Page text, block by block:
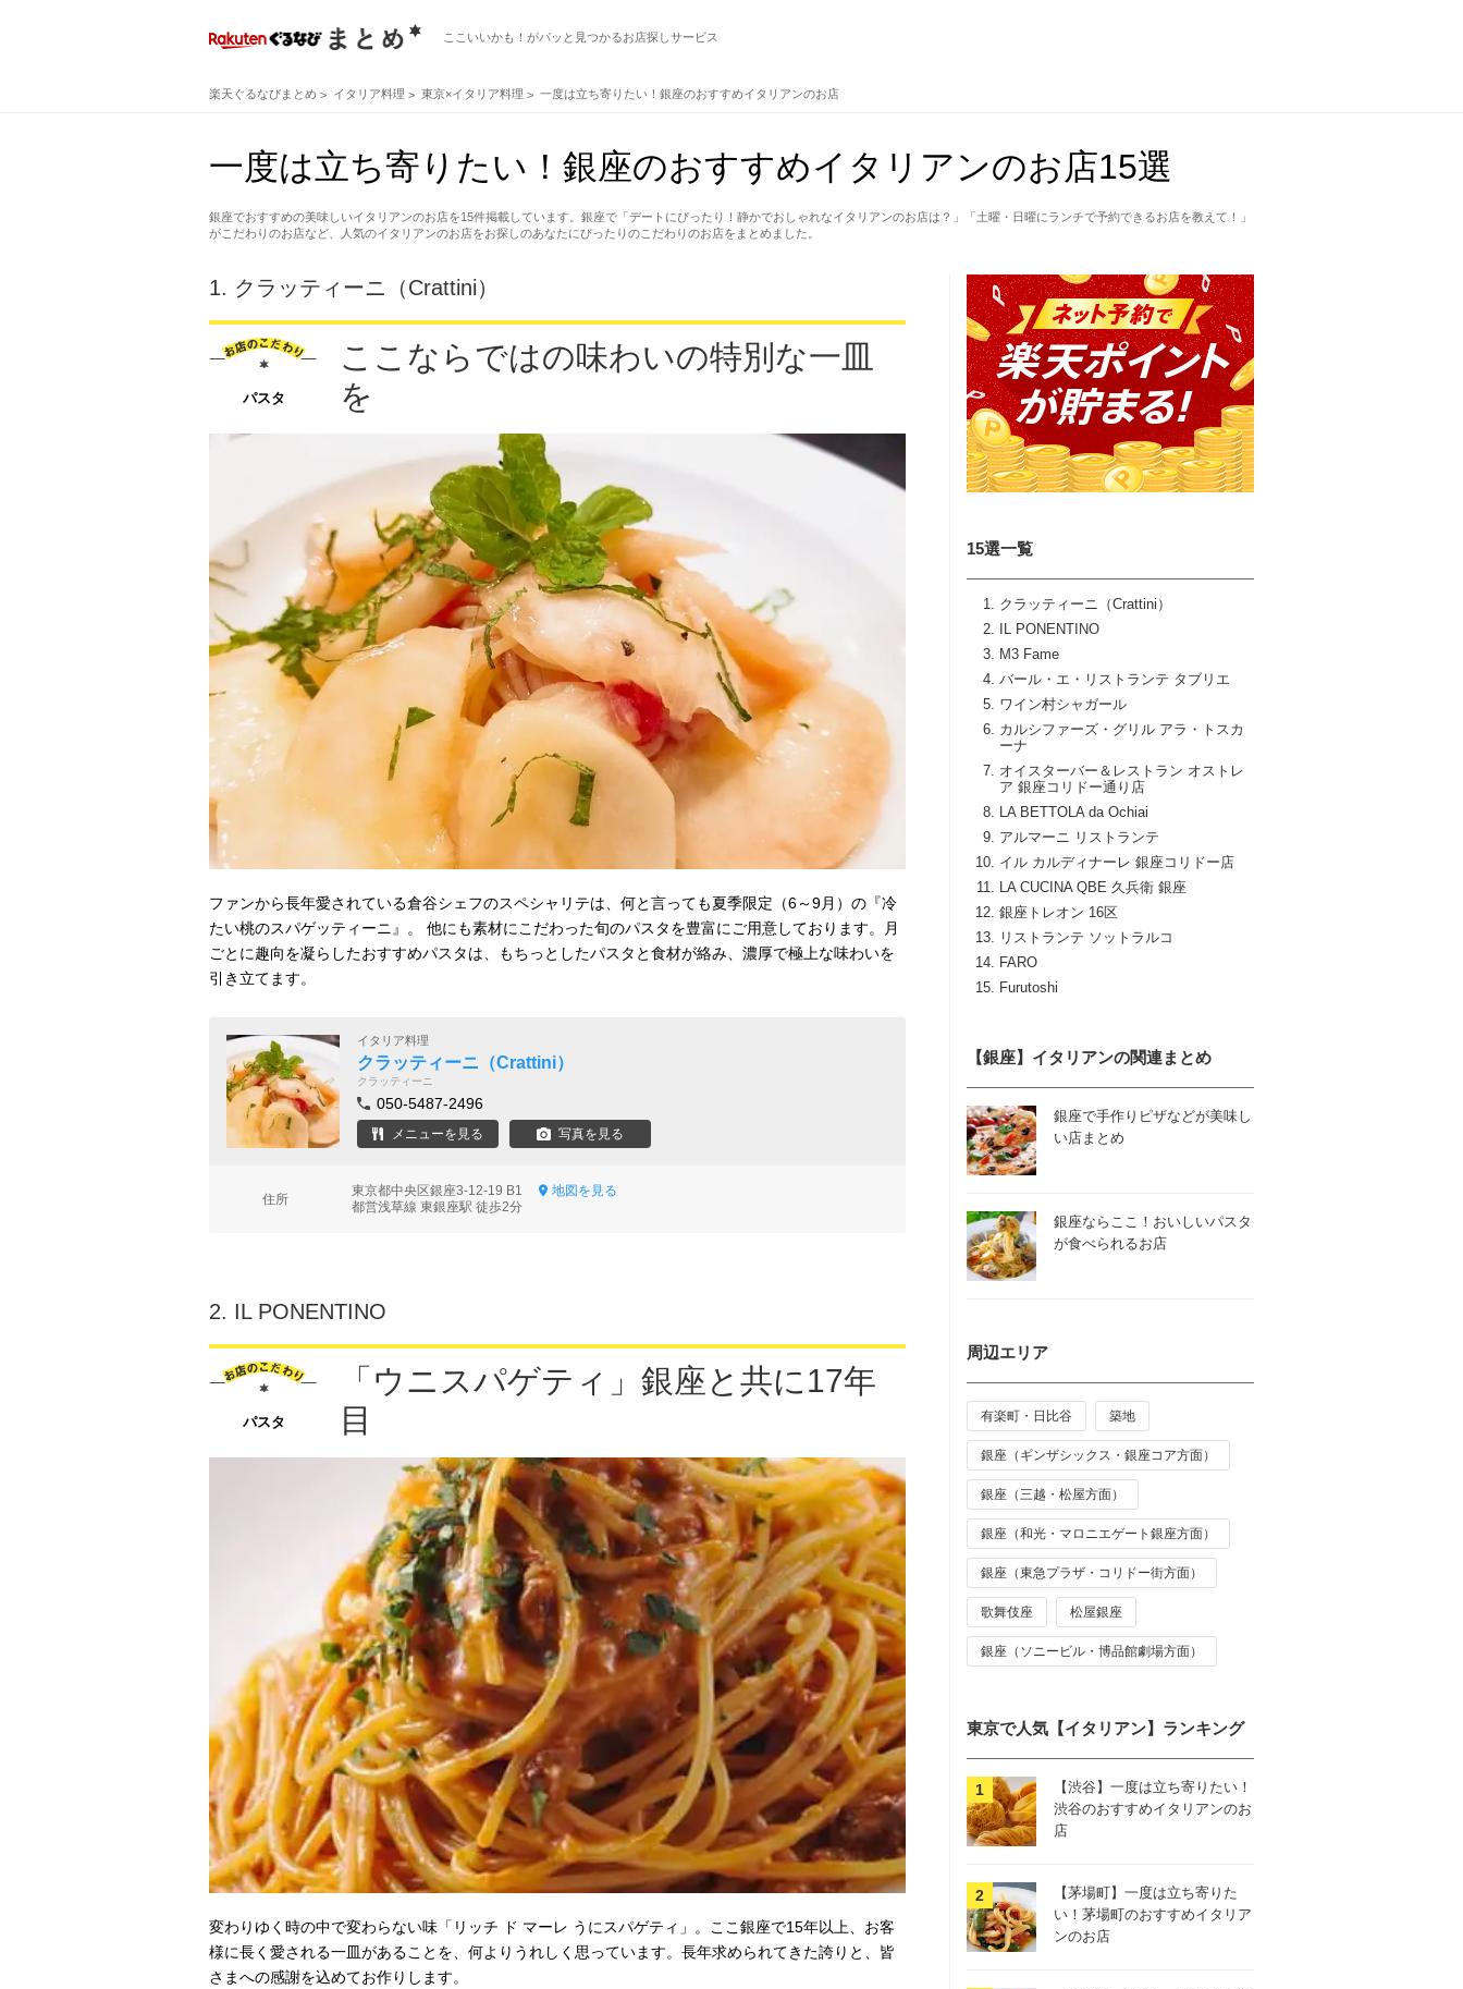
ここいいかも！がパッと見つかるお店探しサービス
楽天ぐるなびまとめ イタリア料理 東京×イタリア料理 一度は立ち寄りたい！銀座のおすすめイタリアンのお店
一度は立ち寄りたい！銀座のおすすめイタリアンのお店15選
銀座でおすすめの美味しいイタリアンのお店を15件掲載しています。銀座で「デートにぴったり！静かでおしゃれなイタリアンのお店は？」「土曜・日曜にランチで予約できるお店を教えて！」
がこだわりのお店など、人気のイタリアンのお店をお探しのあなたにぴったりのこだわりのお店をまとめました。
15選一覧
クラッティーニ（Crattini）
IL PONENTINO
M3 Fame
バール・エ・リストランテ タブリエ
ワイン村シャガール
カルシファーズ・グリル アラ・トスカ
ーナ
オイスターバー＆レストラン オストレ
ア 銀座コリドー通り店
LA BETTOLA da Ochiai
アルマーニ リストランテ
イル カルディナーレ 銀座コリドー店
LA CUCINA QBE 久兵衛 銀座
銀座トレオン 16区
リストランテ ソットラルコ
FARO
Furutoshi
1. クラッティーニ（Crattini）
パスタ
ここならではの味わいの特別な一皿
を
ファンから長年愛されている倉谷シェフのスペシャリテは、何と言っても夏季限定（6～9月）の『冷
たい桃のスパゲッティーニ』。 他にも素材にこだわった旬のパスタを豊富にご用意しております。月
ごとに趣向を凝らしたおすすめパスタは、もちっとしたパスタと食材が絡み、濃厚で極上な味わいを
引き立てます。
イタリア料理
クラッティーニ（Crattini）
クラッティーニ
050-5487-2496
メニューを見る 写真を見る
住所
東京都中央区銀座3-12-19 B1
地図を見る
都営浅草線 東銀座駅 徒歩2分
2. IL PONENTINO
パスタ
「ウニスパゲティ」銀座と共に17年
目
変わりゆく時の中で変わらない味「リッチ ド マーレ うにスパゲティ」。ここ銀座で15年以上、お客
様に長く愛される一皿があることを、何よりうれしく思っています。長年求められてきた誇りと、皆
さまへの感謝を込めてお作りします。
【銀座】イタリアンの関連まとめ
銀座で手作りピザなどが美味し
い店まとめ
銀座ならここ！おいしいパスタ
が食べられるお店
周辺エリア
有楽町・日比谷 築地
銀座（ギンザシックス・銀座コア方面）
銀座（三越・松屋方面）
銀座（和光・マロニエゲート銀座方面）
銀座（東急プラザ・コリドー街方面）
歌舞伎座 松屋銀座
銀座（ソニービル・博品館劇場方面）
東京で人気【イタリアン】ランキング
【渋谷】一度は立ち寄りたい！
渋谷のおすすめイタリアンのお
店
【茅場町】一度は立ち寄りた
い！茅場町のおすすめイタリア
ンのお店